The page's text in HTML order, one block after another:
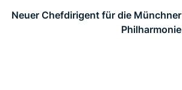
Neuer Chefdirigent für die Münchner
Philharmonie